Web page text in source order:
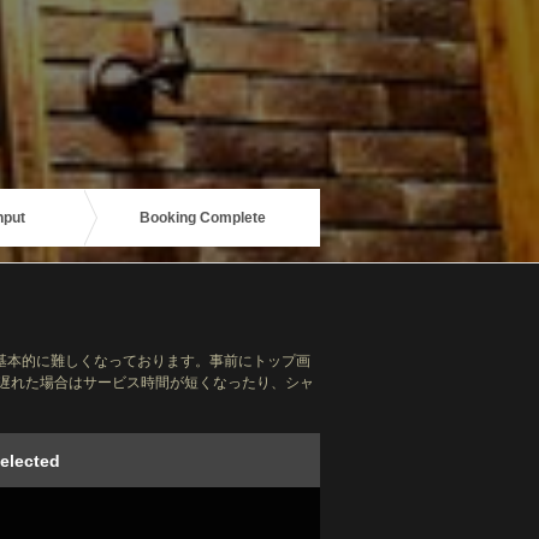
Booking Complete
的に難しくなっております。事前にトップ画
た場合はサービス時間が短くなったり、シャ